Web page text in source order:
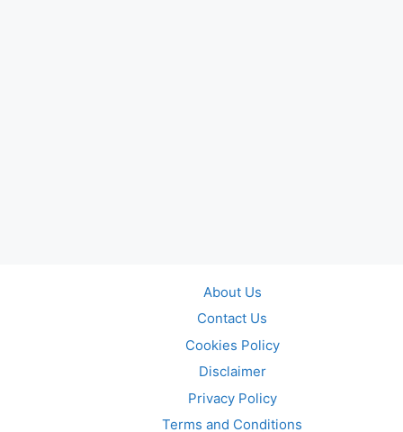
About Us
Contact Us
Cookies Policy
Disclaimer
Privacy Policy
Terms and Conditions